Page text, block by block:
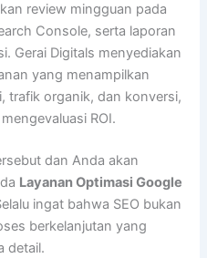
review mingguan pada
Console, serta laporan
Gerai Digitals menyediakan
yang menampilkan
trafik organik, dan konversi,
ROI.
dan Anda akan
Layanan Optimasi Google
ingat bahwa SEO bukan
berkelanjutan yang
detail.